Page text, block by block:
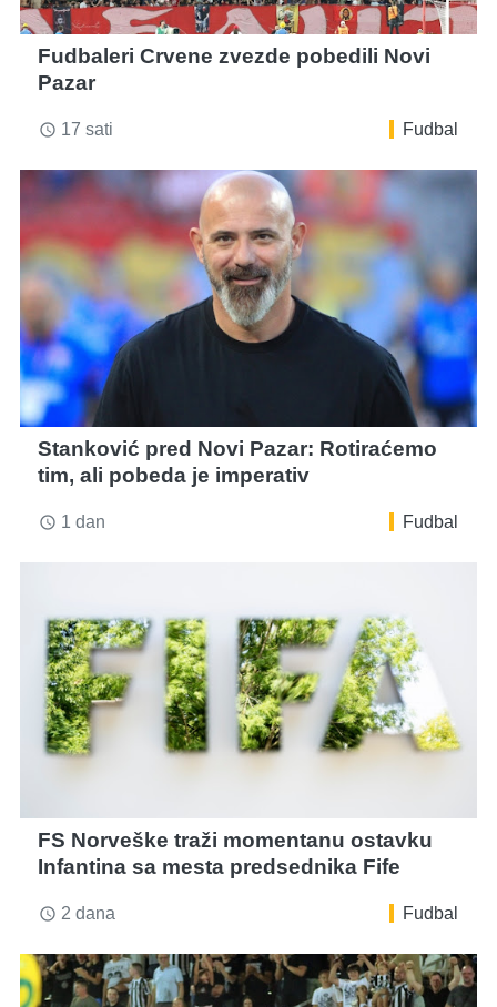
Fudbaleri Crvene zvezde pobedili Novi
Pazar
access_time 17 sati Fudbal
Stanković pred Novi Pazar: Rotiraćemo
tim, ali pobeda je imperativ
access_time 1 dan Fudbal
FS Norveške traži momentanu ostavku
Infantina sa mesta predsednika Fife
access_time 2 dana Fudbal